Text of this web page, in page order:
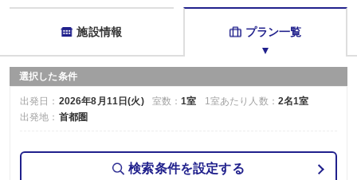
施設情報 プラン一覧
選択した条件
出発日： 2026年8月11日(火) 室数：1室 1室あたり人数： 2名1室
出発地： 首都圏
検索条件を設定する